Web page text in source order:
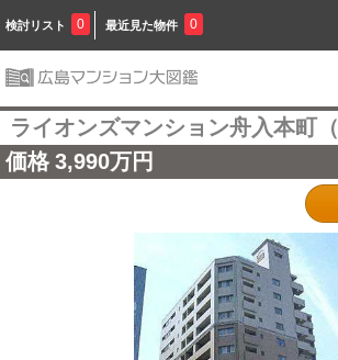
検討リスト 0 最近見た物件 0
ライオンズマンション舟入本町（
価格 3,990万円